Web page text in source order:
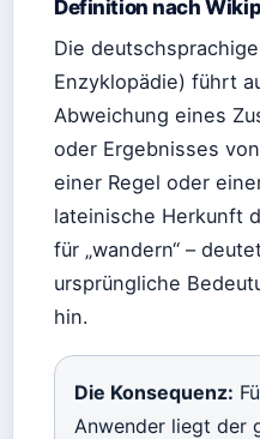
Definition nach
Die
Enzyklopädie) führt
Abweichung eines
oder Ergebnisses
einer Regel oder
lateinische Herkunft
für „wandern“ –
ursprüngliche
hin.
Die Konsequenz:
Anwender liegt der